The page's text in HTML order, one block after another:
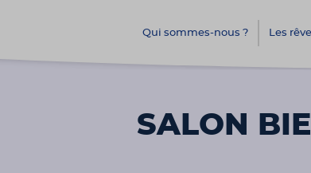
Qui sommes-nous ? Les
SALON